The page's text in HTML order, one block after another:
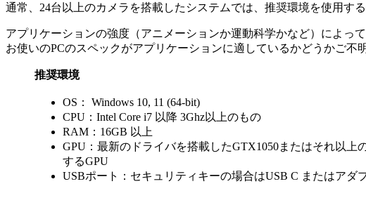
通常、24台以上のカメラを搭載したシステムでは、推奨環境を使用する
アプリケーションの強度（アニメーションか運動科学かなど）によっ
お使いのPCのスペックがアプリケーションに適しているかどうかご不
推奨環境
OS： Windows 10, 11 (64-bit)
CPU：Intel Core i7 以降 3Ghz以上のもの
RAM：16GB 以上
GPU：最新のドライバを搭載したGTX1050またはそれ以上
するGPU
USBポート：セキュリティキーの場合はUSB C またはアダ